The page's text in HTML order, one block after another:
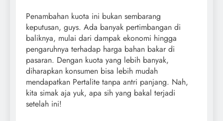
Penambahan kuota ini bukan sembarang
keputusan, guys. Ada banyak pertimbangan di
baliknya, mulai dari dampak ekonomi hingga
pengaruhnya terhadap harga bahan bakar di
pasaran. Dengan kuota yang lebih banyak,
diharapkan konsumen bisa lebih mudah
mendapatkan Pertalite tanpa antri panjang. Nah,
kita simak aja yuk, apa sih yang bakal terjadi
setelah ini!